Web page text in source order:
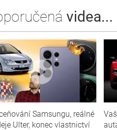
videa...
Samsungu, reálné
Ulter, konec vlastnictví